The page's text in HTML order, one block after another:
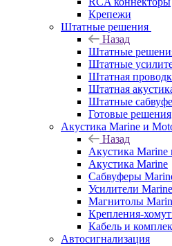
Крепежи
Штатные решения
Назад
Штатные
Штатные
Штатная
Штатная
Штатные
Готовые решения
Акустика Marine и
Назад
Акустика Marine
Акустика Marine
Сабвуферы
Усилители Marine
Магнитолы
Крепления-
Кабель и
Автосигнализация